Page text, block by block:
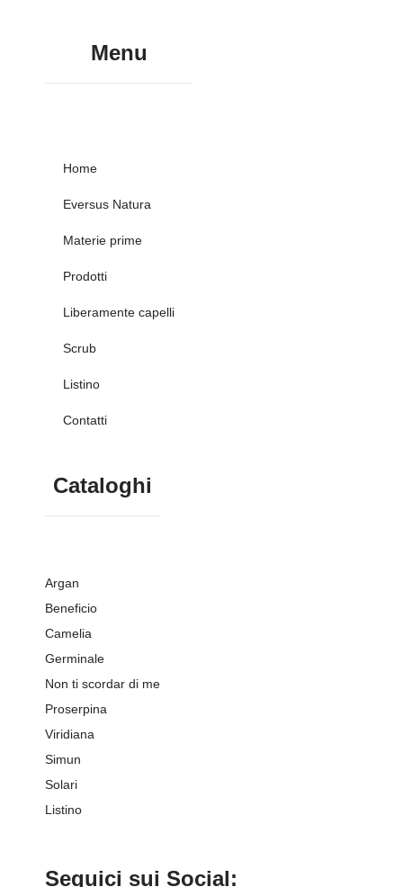
Menu
Home
Eversus Natura
Materie prime
Prodotti
Liberamente capelli
Scrub
Listino
Contatti
Cataloghi
Argan
Beneficio
Camelia
Germinale
Non ti scordar di me
Proserpina
Viridiana
Simun
Solari
Listino
Seguici sui Social: